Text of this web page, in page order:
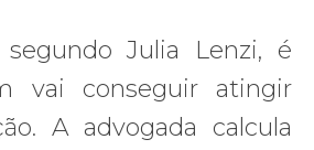
Julia Lenzi, é
vai conseguir atingir
A advogada calcula